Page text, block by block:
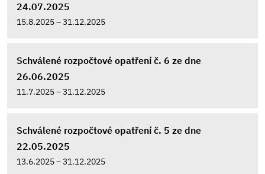
24.07.2025
15.8.2025 – 31.12.2025
Schválené rozpočtové opatření č. 6 ze dne
26.06.2025
11.7.2025 – 31.12.2025
Schválené rozpočtové opatření č. 5 ze dne
22.05.2025
13.6.2025 – 31.12.2025